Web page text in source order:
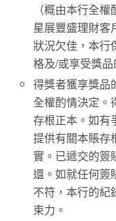
（概由本行全
星展豐盛理財客
狀況欠佳，本行
格及/或享受獎品
得獎者獲享獎品
全權酌情決定。
存根正本。如有
提供有關本賬存
實。已遞交的簽
還。如就任何簽
不符，本行的紀
束力。